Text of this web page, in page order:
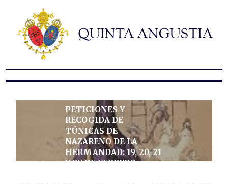
Hermandad
Titulares
Historia y patrimonio
Noticias
PETICIONES Y
RECOGIDA DE
TÚNICAS DE
NAZARENO DE LA
HERMANDAD: 19, 20, 21
Y 27 DE FEBRERO